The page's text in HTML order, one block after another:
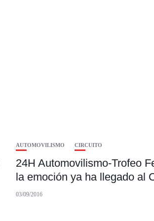
AUTOMOVILISMO CIRCUITO
24H Automovilismo-Trofeo
la emoción ya ha llegado al
03/09/2016